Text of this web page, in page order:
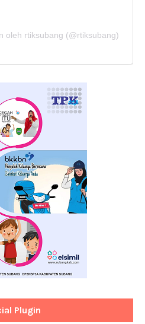
oleh rtiksubang (@rtiksubang)
Plugin